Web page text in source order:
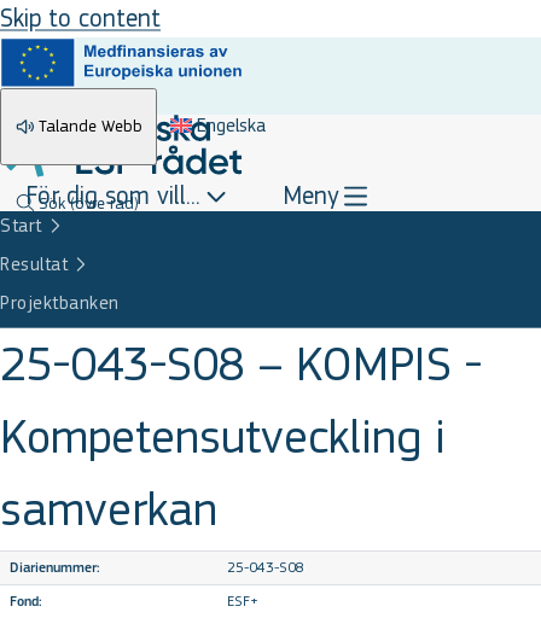
Skip to content
Talande Webb Engelska
Sök(övre rad)
För dig som vill... Meny
Start
Resultat
Projektbanken
25-043-S08 – KOMPIS -
Kompetensutveckling i
samverkan
Diarienummer: 25-043-S08
Fond: ESF+